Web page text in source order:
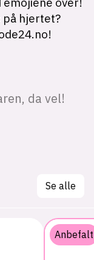
Se alle
Anbefalt